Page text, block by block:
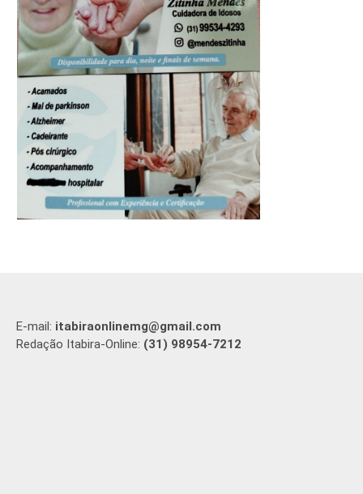
E-mail: itabiraonlinemg@gmail.com
Redação Itabira-Online: (31) 98954-7212